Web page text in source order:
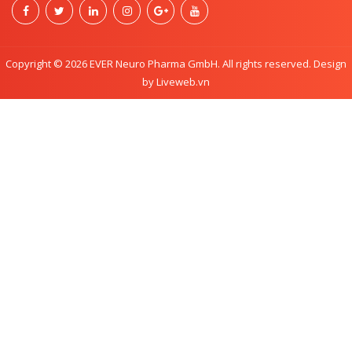
Copyright © 2026 EVER Neuro Pharma GmbH. All rights reserved. Design
by Liveweb.vn